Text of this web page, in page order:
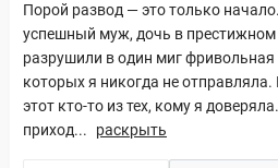
Порой развод — это только
успешный муж, дочь в
разрушили в один миг
которых я никогда не
этот кто-то из тех, кому я
приход...
раскрыть